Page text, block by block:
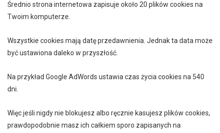
Średnio strona internetowa zapisuje około 20 plików cookies na
Twoim komputerze.
Wszystkie cookies mają datę przedawnienia. Jednak ta data może
być ustawiona daleko w przyszłość.
Na przykład Google AdWords ustawia czas życia cookies na 540
dni.
Więc jeśli nigdy nie blokujesz albo ręcznie kasujesz plików cookies,
prawdopodobnie masz ich całkiem sporo zapisanych na